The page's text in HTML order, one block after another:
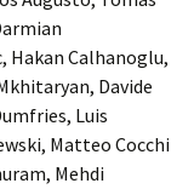
Hakan Calhanoglu,
Davide
Luis
Matteo Cocchi
Mehdi